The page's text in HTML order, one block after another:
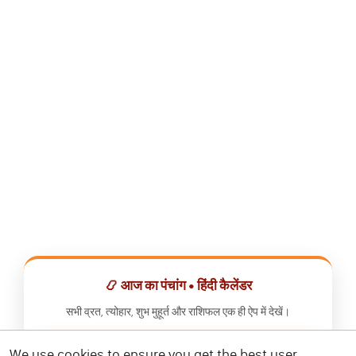
📿 आज का पंचांग • हिंदी कैलेंडर
सभी व्रत, त्योहार, शुभ मुहूर्त और राशिफल एक ही ऐप में देखें।